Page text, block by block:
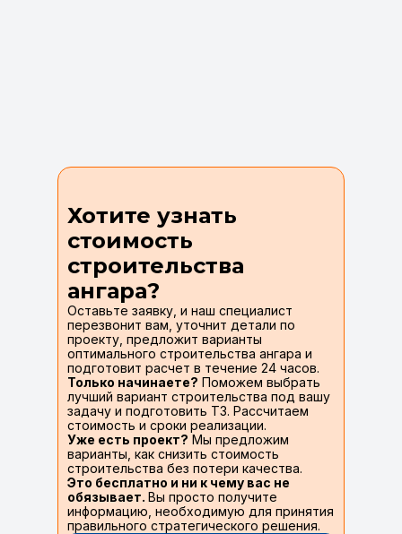
Хотите узнать
стоимость
строительства
ангара?
Оставьте заявку, и наш специалист
перезвонит вам, уточнит детали по
проекту, предложит варианты
оптимального строительства ангара и
подготовит расчет в течение 24 часов.
Только начинаете? Поможем выбрать
лучший вариант строительства под вашу
задачу и подготовить ТЗ. Рассчитаем
стоимость и сроки реализации.
Уже есть проект? Мы предложим
варианты, как снизить стоимость
строительства без потери качества.
Это бесплатно и ни к чему вас не
обязывает. Вы просто получите
информацию, необходимую для принятия
правильного стратегического решения.